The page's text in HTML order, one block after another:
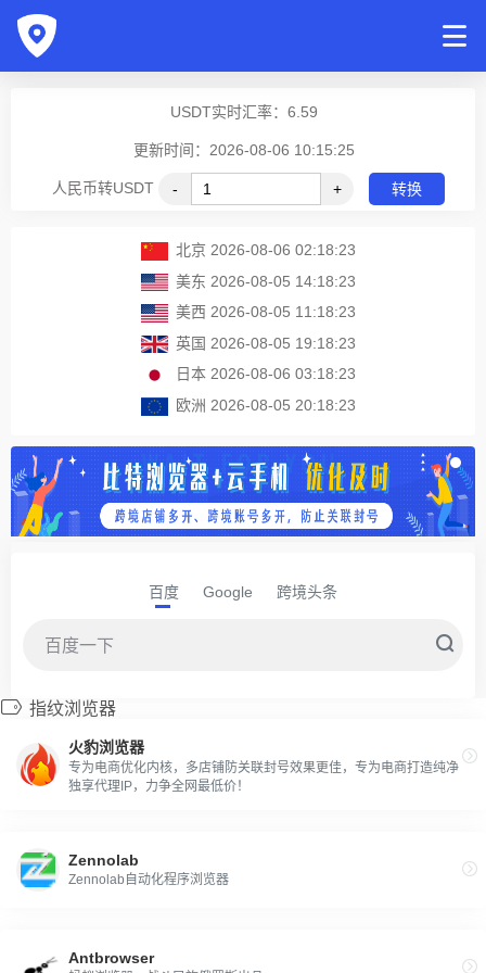
USDT实时汇率： 6.59
更新时间：2026-08-06 10:15:25
人民币转USDT - + 转换
北京 2026-08-06 02:18:23
美东 2026-08-05 14:18:23
美西 2026-08-05 11:18:23
英国 2026-08-05 19:18:23
日本 2026-08-06 03:18:23
欧洲 2026-08-05 20:18:23
百度 Google 跨境头条
指纹浏览器
火豹浏览器
专为电商优化内核，多店铺防关联封号效果更佳，专为电商打造纯净
独享代理IP，力争全网最低价！
Zennolab
Zennolab自动化程序浏览器
Antbrowser